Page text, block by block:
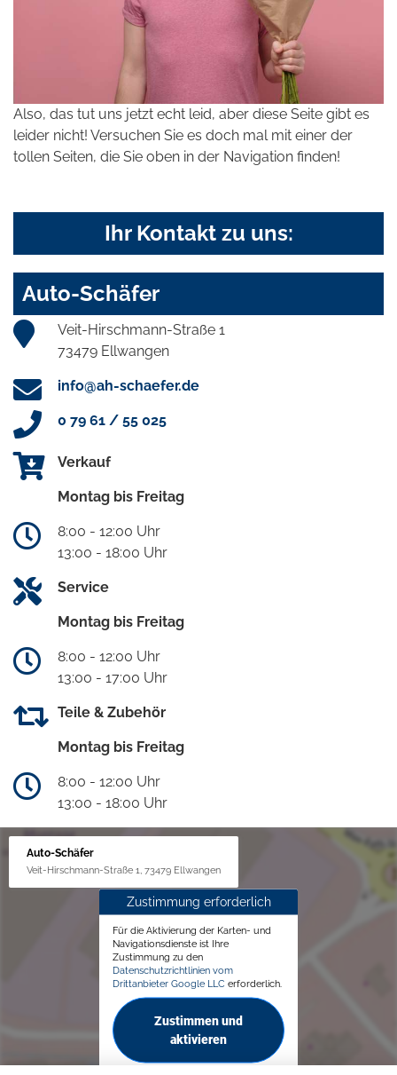
Also, das tut uns jetzt echt leid, aber diese Seite gibt es
leider nicht! Versuchen Sie es doch mal mit einer der
tollen Seiten, die Sie oben in der Navigation finden!
Ihr Kontakt zu uns:
Auto-Schäfer
Veit-Hirschmann-Straße 1
73479 Ellwangen
info@ah-schaefer.de
0 79 61 / 55 025
Verkauf
Montag bis Freitag
8:00 - 12:00 Uhr
13:00 - 18:00 Uhr
Service
Montag bis Freitag
8:00 - 12:00 Uhr
13:00 - 17:00 Uhr
Teile & Zubehör
Montag bis Freitag
8:00 - 12:00 Uhr
13:00 - 18:00 Uhr
Auto-Schäfer
Veit-Hirschmann-Straße 1, 73479 Ellwangen
Zustimmung erforderlich
Für die Aktivierung der Karten- und
Navigationsdienste ist Ihre
Zustimmung zu den
Datenschutzrichtlinien vom
Drittanbieter Google LLC erforderlich.
Zustimmen und
aktivieren